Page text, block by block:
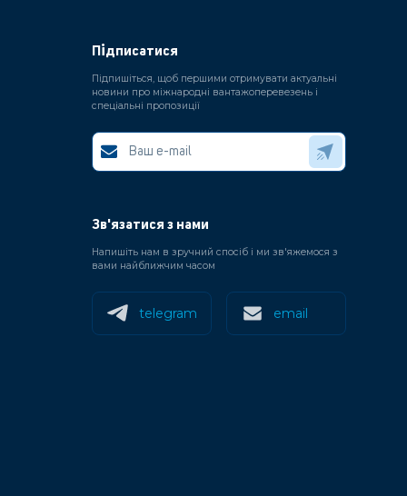
Підписатися
Підпишіться, щоб першими отримувати актуальні
новини про міжнародні вантажоперевезень і
спеціальні пропозиції
Зв'язатися з нами
Напишіть нам в зручний спосіб і ми зв'яжемося з
вами найближчим часом
telegram email